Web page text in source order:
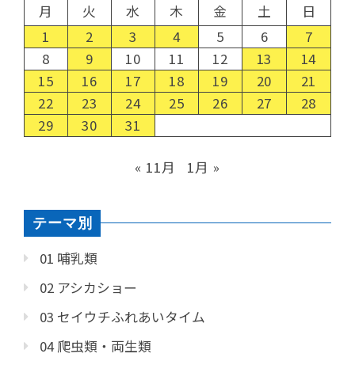
月
火 水 木 金 土
日
1
2 3 4 5 6
7
8
9 10 11 12 13
14
15
16 17 18 19 20
21
22
23 24 25 26 27
28
29
30 31
« 11月 1月 »
テーマ別
01 哺乳類
02 アシカショー
03 セイウチふれあいタイム
04 爬虫類・両生類